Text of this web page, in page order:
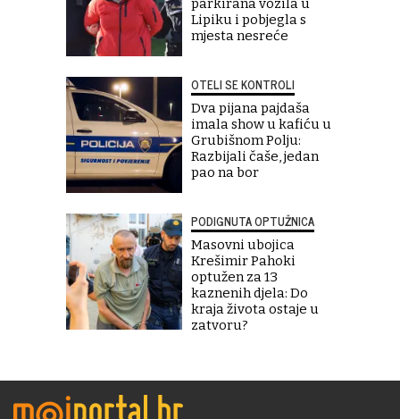
parkirana vozila u
Lipiku i pobjegla s
mjesta nesreće
OTELI SE KONTROLI
Dva pijana pajdaša
imala show u kafiću u
Grubišnom Polju:
Razbijali čaše, jedan
pao na bor
PODIGNUTA OPTUŽNICA
Masovni ubojica
Krešimir Pahoki
optužen za 13
kaznenih djela: Do
kraja života ostaje u
zatvoru?